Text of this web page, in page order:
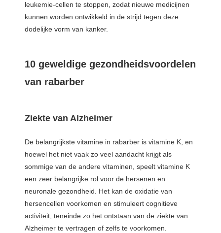
leukemie-cellen te stoppen, zodat nieuwe medicijnen
kunnen worden ontwikkeld in de strijd tegen deze
dodelijke vorm van kanker.
10 geweldige gezondheidsvoordelen
van rabarber
Ziekte van Alzheimer
De belangrijkste vitamine in rabarber is vitamine K, en
hoewel het niet vaak zo veel aandacht krijgt als
sommige van de andere vitaminen, speelt vitamine K
een zeer belangrijke rol voor de hersenen en
neuronale gezondheid. Het kan de oxidatie van
hersencellen voorkomen en stimuleert cognitieve
activiteit, teneinde zo het ontstaan van de ziekte van
Alzheimer te vertragen of zelfs te voorkomen.
van